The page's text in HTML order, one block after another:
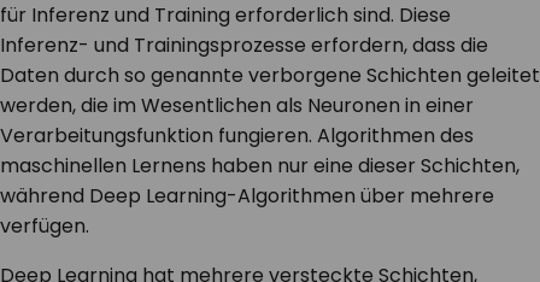
für Inferenz und Training erforderlich sind. Diese
Inferenz- und Trainingsprozesse erfordern, dass die
Daten durch so genannte verborgene Schichten geleitet
werden, die im Wesentlichen als Neuronen in einer
Verarbeitungsfunktion fungieren. Algorithmen des
maschinellen Lernens haben nur eine dieser Schichten,
während Deep Learning-Algorithmen über mehrere
verfügen.
Deep Learning hat mehrere versteckte Schichten,